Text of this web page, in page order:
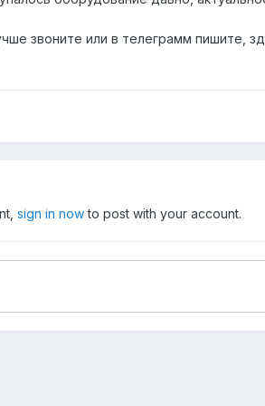
звоните или в телеграмм пишите,
sign in nowto post with your account.